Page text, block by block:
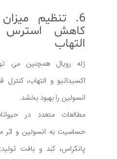
6. تنظیم
کاهش استرس
التهاب
ژله رویال همچنین می
اکسیداتیو و التهاب،
انسولین را بهبود بخشد.
مطالعات متعدد در
حساسیت به انسولین و اثر
پانکراس، کبد و بافت